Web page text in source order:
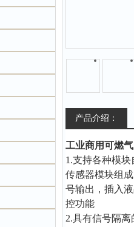
产品介绍：
工业商用可燃
1.支持各种模
传感器模块组
号输出，插入
控功能
2.具有信号隔